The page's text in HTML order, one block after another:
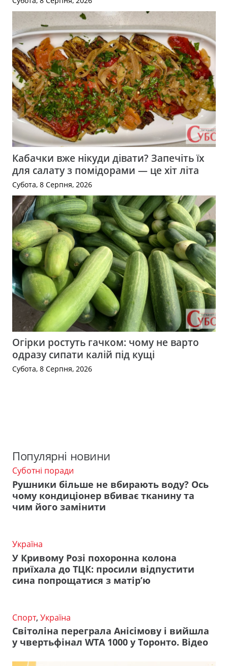
Кабачки вже нікуди дівати? Запечіть їх
для салату з помідорами — це хіт літа
Субота, 8 Серпня, 2026
Огірки ростуть гачком: чому не варто
одразу сипати калій під кущі
Субота, 8 Серпня, 2026
Популярні новини
Суботні поради
Рушники більше не вбирають воду? Ось
чому кондиціонер вбиває тканину та
чим його замінити
Україна
У Кривому Розі похоронна колона
приїхала до ТЦК: просили відпустити
сина попрощатися з матір’ю
Спорт, Україна
Світоліна переграла Анісімову і вийшла
у чвертьфінал WTA 1000 у Торонто. Відео